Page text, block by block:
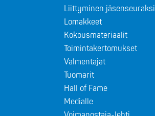
Liittyminen jäsenseuraksi
Lomakkeet
Kokousmateriaalit
Toimintakertomukset
Valmentajat
Tuomarit
Hall of Fame
Medialle